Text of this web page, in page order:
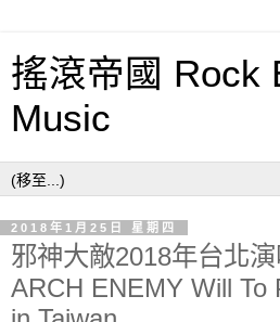
搖滾帝國 Rock
Music
2018年1月25日 星期四
邪神大敵2018年台北
ARCH ENEMY Will To